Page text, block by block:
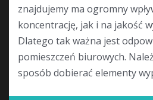
znajdujemy ma ogromny
koncentrację, jak i na jakość
Dlatego tak ważna jest
pomieszczeń biurowych.
sposób dobierać elementy